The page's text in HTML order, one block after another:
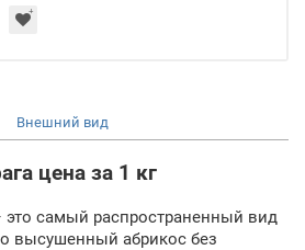
Внешний вид
цена за 1 кг
это самый распространенный вид
высушенный абрикос без